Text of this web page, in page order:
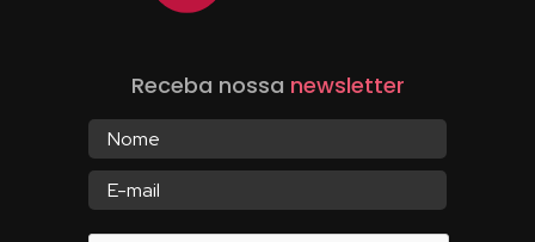
Receba nossa newsletter